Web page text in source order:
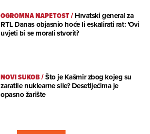
OGROMNA NAPETOST/Hrvatski general za
RTL Danas objasnio hoće li eskalirati rat: 'Ovi
uvjeti bi se morali stvoriti'
NOVI SUKOB/Što je Kašmir zbog kojeg su
zaratile nuklearne sile? Desetljećima je
opasno žarište